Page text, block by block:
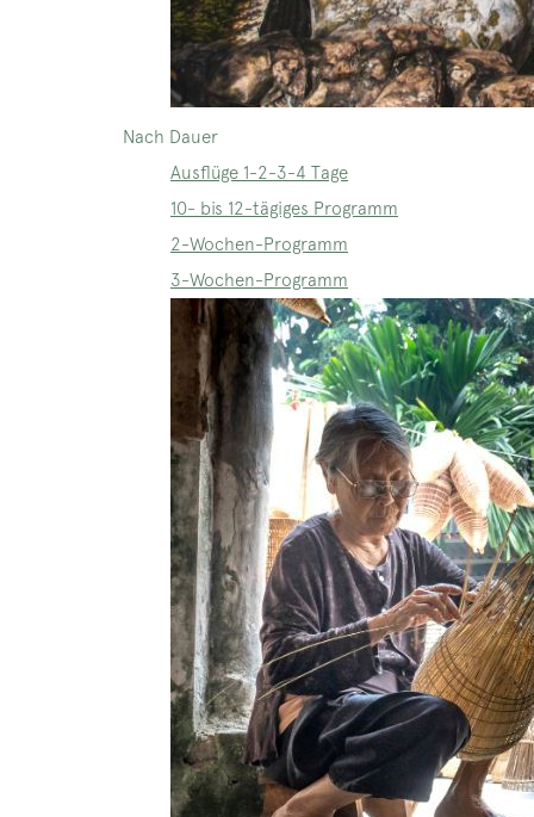
Nach Dauer
Ausflüge 1-2-3-4 Tage
10- bis 12-tägiges Programm
2-Wochen-Programm
3-Wochen-Programm